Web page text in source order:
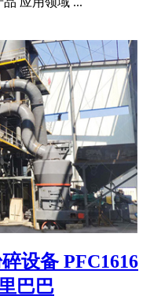
设备 PFC1616
巴巴